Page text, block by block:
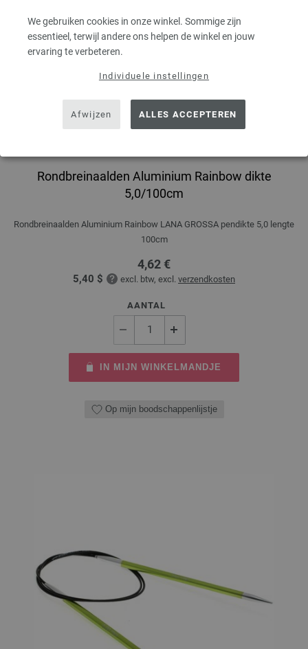
We gebruiken cookies in onze winkel. Sommige zijn
essentieel, terwijl andere ons helpen de winkel en jouw
ervaring te verbeteren.
Individuele instellingen
Afwijzen ALLES ACCEPTEREN
Rondbreinaalden Aluminium Rainbow dikte
5,0/100cm
Rondbreinaalden Aluminium Rainbow LANA GROSSA pendikte 5,0 lengte
100cm
4,62 €
5,40 $ excl. btw, excl. verzendkosten
AANTAL
IN MIJN WINKELMANDJE
Op mijn boodschappenlijstje